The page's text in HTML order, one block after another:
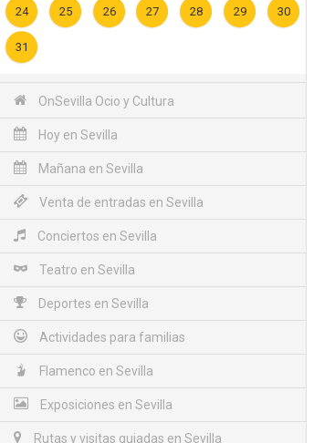
24 25 26 27 28 29 30
31
OnSevilla Ocio y Cultura
Hoy en Sevilla
Mañana en Sevilla
Venta de entradas en Sevilla
Conciertos en Sevilla
Teatro en Sevilla
Deportes en Sevilla
Actividades para familias
Flamenco en Sevilla
Exposiciones en Sevilla
Rutas y visitas guiadas en Sevilla